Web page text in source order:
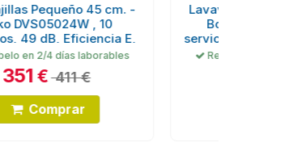
Lavavajillas Libre Instalación -
Bosch SPS2HKW58E, 10
servicios, 46 dB, 45 cm, Blanco
Recíbelo en 4/6 días laborables
439€
Comprar